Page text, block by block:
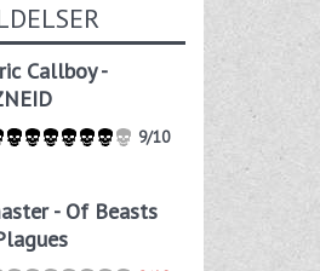
Callboy -
9/10
- Of Beasts